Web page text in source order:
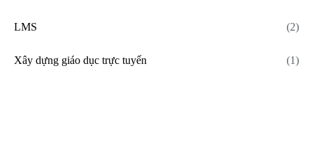
LMS (2)
Xây dựng giáo dục trực tuyến (1)